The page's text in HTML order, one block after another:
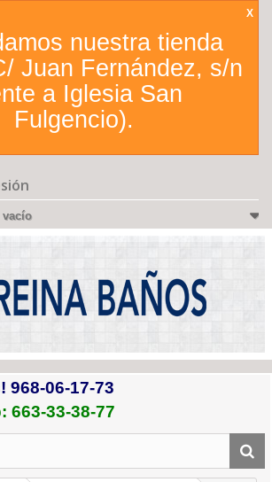
nuestra tienda
Juan Fernández, s/n
a Iglesia San
Fulgencio).
X
vacío
968-06-17-73
663-33-38-77